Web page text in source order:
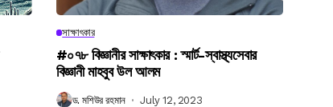
সাক্ষাৎকার
#০৭৮ বিজ্ঞানীর সাক্ষাৎকার : স্মার্ট-স্বাস্থ্যসেবার
বিজ্ঞানী মাহবুব উল আলম
ড. মশিউর রহমান July 12, 2023